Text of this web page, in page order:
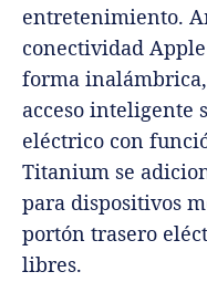
entretenimiento.
conectividad
forma inalámbrica,
acceso inteligente
eléctrico con
Titanium se
para dispositivos
portón trasero
libres.